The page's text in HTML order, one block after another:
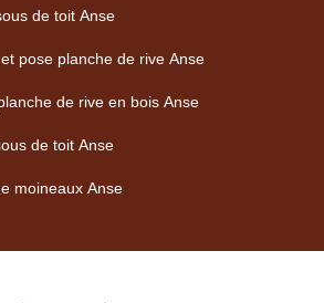
de toit Anse
pose planche de rive Anse
de rive en bois Anse
de toit Anse
moineaux Anse